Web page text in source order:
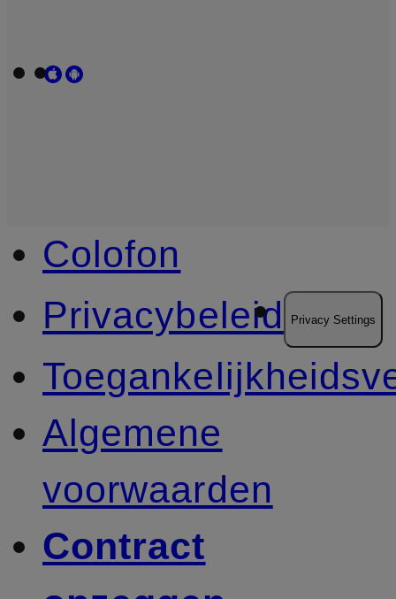
Colofon
Privacybeleid
Privacy Settings
Algemene
voorwaarden
Contract